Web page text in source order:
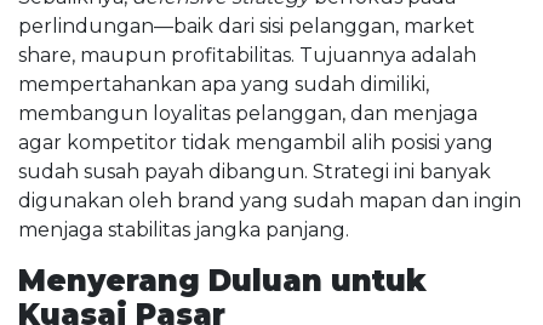
perlindungan—baik dari sisi pelanggan, market
share, maupun profitabilitas. Tujuannya adalah
mempertahankan apa yang sudah dimiliki,
membangun loyalitas pelanggan, dan menjaga
agar kompetitor tidak mengambil alih posisi yang
sudah susah payah dibangun. Strategi ini banyak
digunakan oleh brand yang sudah mapan dan ingin
menjaga stabilitas jangka panjang.
Menyerang Duluan untuk
Kuasai Pasar